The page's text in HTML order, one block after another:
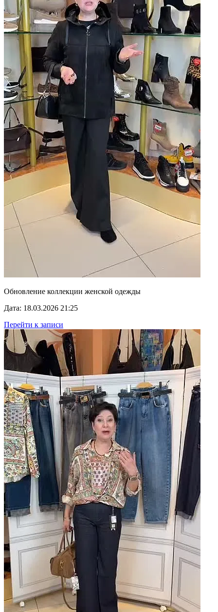
Обновление коллекции женской одежды
Дата: 18.03.2026 21:25
Перейти к записи